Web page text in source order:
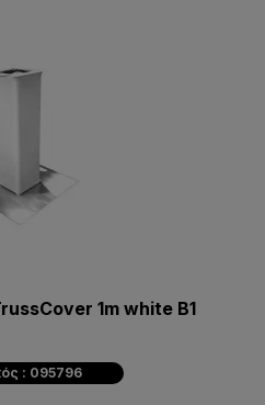
1m white B1
: 095796